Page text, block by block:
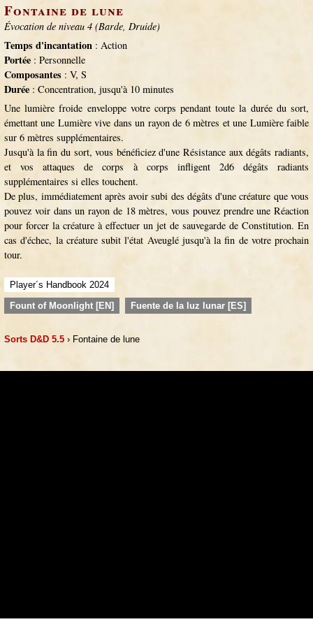
Fontaine de lune
Évocation de niveau 4 (Barde, Druide)
Temps d'incantation : Action
Portée : Personnelle
Composantes : V, S
Durée : Concentration, jusqu'à 10 minutes
Une lumière froide enveloppe votre corps pendant toute la durée du sort,
émettant une Lumière vive dans un rayon de 6 mètres et une Lumière faible
sur 6 mètres supplémentaires.
Jusqu'à la fin du sort, vous bénéficiez d'une Résistance aux dégâts radiants,
et vos attaques de corps à corps infligent 2d6 dégâts radiants
supplémentaires si elles touchent.
De plus, immédiatement après avoir subi des dégâts d'une créature que vous
pouvez voir dans un rayon de 18 mètres, vous pouvez prendre une Réaction
pour forcer la créature à effectuer un jet de sauvegarde de Constitution. En
cas d'échec, la créature subit l'état Aveuglé jusqu'à la fin de votre prochain
tour.
Player´s Handbook 2024
Fount of Moonlight [EN]
Fuente de la luz lunar [ES]
Sorts D&D 5.5 › Fontaine de lune